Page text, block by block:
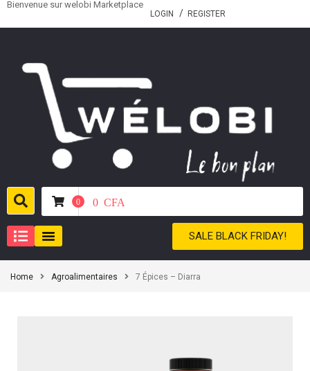
Bienvenue sur welobi Marketplace
LOGIN REGISTER
0 0 CFA
SALE BLACK FRIDAY!
Home Agroalimentaires 7 Épices – Diarra